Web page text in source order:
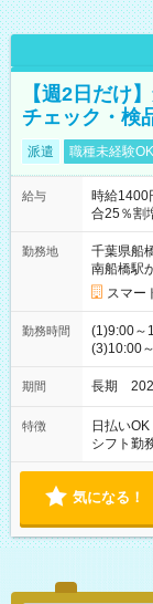
【週2日だけ
チェック・検
派遣 職種未経験OK
給与
時給
合25％割
勤務地
千葉県船
南船橋駅
スマー
勤務時間
(1)9:00～
(3)10:00
期間 長期
特徴 日払いOK
シフト勤
気になる！